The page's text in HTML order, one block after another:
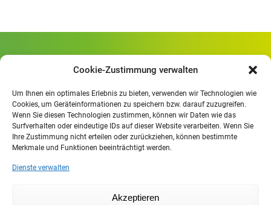
Cookie-Zustimmung verwalten
Um Ihnen ein optimales Erlebnis zu bieten, verwenden wir Technologien wie
Cookies, um Geräteinformationen zu speichern bzw. darauf zuzugreifen.
Wenn Sie diesen Technologien zustimmen, können wir Daten wie das
Surfverhalten oder eindeutige IDs auf dieser Website verarbeiten. Wenn Sie
Ihre Zustimmung nicht erteilen oder zurückziehen, können bestimmte
Merkmale und Funktionen beeinträchtigt werden.
Dienste verwalten
Akzeptieren
Rheinlandstraße 80
Öffnungszeiten
Mo. - Fr.
07.30 - 13.00 Uhr
Mo. - Do.
13:30 - 15.30 Uhr
Datenschutzerklärung